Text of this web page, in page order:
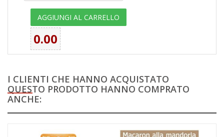
AGGIUNGI AL CARRELLO
0.00
I CLIENTI CHE HANNO ACQUISTATO
QUESTO PRODOTTO HANNO COMPRATO
ANCHE: